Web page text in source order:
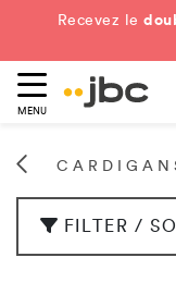
Recevez le
MENU
FILTER /